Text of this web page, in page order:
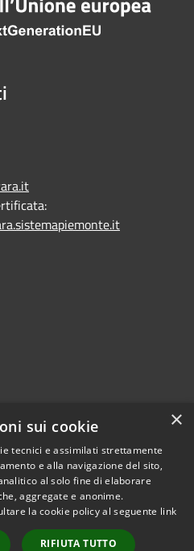
Copyright © 2026 • Provincia di
Novara • Powered by
Municipium•
access
×
sui cookie
tecnici e assimilati strettamente
e alla navigazione del sito,
al solo fine di elaborare
aggregate e anonime.
la cookie policy al seguente link
RIFIUTA TUTTO